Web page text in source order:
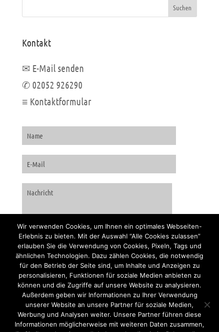
Suchen
Kontakt
✉ E-Mail senden
✆ 02052 926290
≡ Kontaktformular
Wir verwenden Cookies, um Ihnen ein optimales Webseiten-
Erlebnis zu bieten. Mit der Auswahl “Alle Cookies zulassen”
erlauben Sie die Verwendung von Cookies, Pixeln, Tags und
ähnlichen Technologien. Dazu zählen Cookies, die notwendig
für den Betrieb der Seite sind, um Inhalte und Anzeigen zu
personalisieren, Funktionen für soziale Medien anbieten zu
können und die Zugriffe auf unsere Website zu analysieren.
Außerdem geben wir Informationen zu Ihrer Verwendung
unserer Website an unsere Partner für soziale Medien,
Werbung und Analysen weiter. Unsere Partner führen diese
Informationen möglicherweise mit weiteren Daten zusammen,